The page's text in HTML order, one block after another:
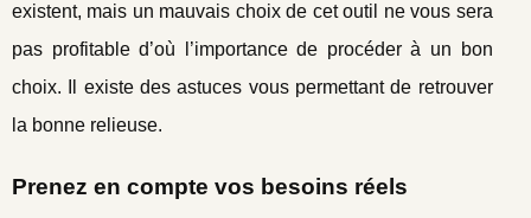
existent, mais un mauvais choix de cet outil ne vous sera
pas profitable d’où l’importance de procéder à un bon
choix. Il existe des astuces vous permettant de retrouver
la bonne relieuse.
Prenez en compte vos besoins réels